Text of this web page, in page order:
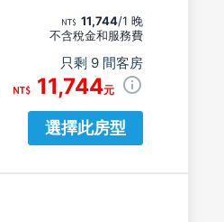
11,744/1 晚
不含稅金和服務費
只剩 9 間客房
11,744元
選擇此房型